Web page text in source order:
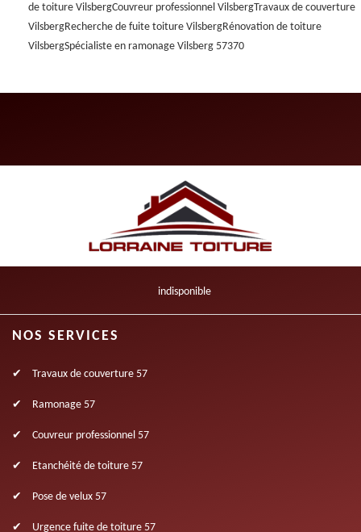
de toiture VilsbergCouvreur professionnel VilsbergTravaux de couverture
VilsbergRecherche de fuite toiture VilsbergRénovation de toiture
VilsbergSpécialiste en ramonage Vilsberg 57370
indisponible
NOS SERVICES
Travaux de couverture 57
Ramonage 57
Couvreur professionnel 57
Etanchéité de toiture 57
Pose de velux 57
Urgence fuite de toiture 57